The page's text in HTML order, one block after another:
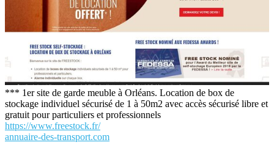
*** 1er site de garde meuble à Orléans. Location de box de
stockage individuel sécurisé de 1 à 50m2 avec accès sécurisé libre et
gratuit pour particuliers et professionnels
https://www.freestock.fr/
annuaire-des-transport.com